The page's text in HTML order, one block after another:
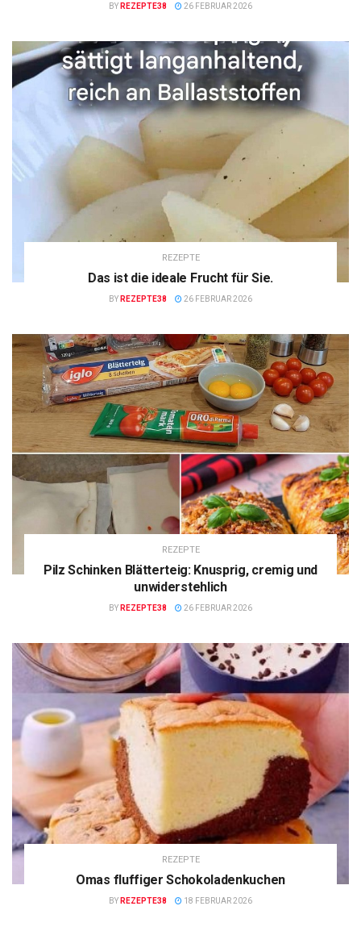
BY REZEPTE38 26 FEBRUAR 2026
REZEPTE
Das ist die ideale Frucht für Sie.
BY REZEPTE38 26 FEBRUAR 2026
REZEPTE
Pilz Schinken Blätterteig: Knusprig, cremig und
unwiderstehlich
BY REZEPTE38 26 FEBRUAR 2026
REZEPTE
Omas fluffiger Schokoladenkuchen
BY REZEPTE38 18 FEBRUAR 2026